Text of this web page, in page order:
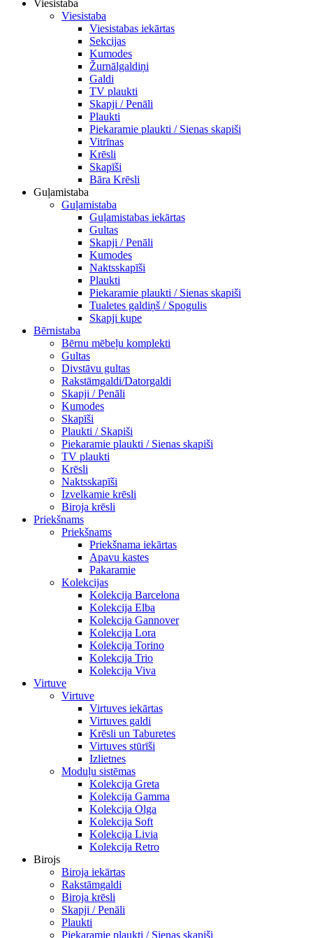
Viesistaba
Viesistaba
Viesistabas iekārtas
Sekcijas
Kumodes
Žurnālgaldiņi
Galdi
TV plaukti
Skapji / Penāli
Plaukti
Piekaramie plaukti / Sienas skapiši
Vitrīnas
Krēsli
Skapīši
Bāra Krēsli
Guļamistaba
Guļamistaba
Guļamistabas iekārtas
Gultas
Skapji / Penāli
Kumodes
Naktsskapīši
Plaukti
Piekaramie plaukti / Sienas skapiši
Tualetes galdiņš / Spogulis
Skapji kupe
Bērnistaba
Bērnu mēbeļu komplekti
Gultas
Divstāvu gultas
Rakstāmgaldi/Datorgaldi
Skapji / Penāli
Kumodes
Skapīši
Plaukti / Skapiši
Piekaramie plaukti / Sienas skapiši
TV plaukti
Krēsli
Naktsskapīši
Izvelkamie krēsli
Biroja krēsli
Priekšnams
Priekšnams
Priekšnama iekārtas
Apavu kastes
Pakaramie
Kolekcijas
Kolekcija Barcelona
Kolekcija Elba
Kolekcija Gannover
Kolekcija Lora
Kolekcija Torino
Kolekcija Trio
Kolekcija Viva
Virtuve
Virtuve
Virtuves iekārtas
Virtuves galdi
Krēsli un Taburetes
Virtuves stūrīši
Izlietnes
Moduļu sistēmas
Kolekcija Greta
Kolekcija Gamma
Kolekcija Olga
Kolekcija Soft
Kolekcija Livia
Kolekcija Retro
Birojs
Biroja iekārtas
Rakstāmgaldi
Biroja krēsli
Skapji / Penāli
Plaukti
Piekaramie plaukti / Sienas skapiši